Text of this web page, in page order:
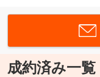
成約済み一覧